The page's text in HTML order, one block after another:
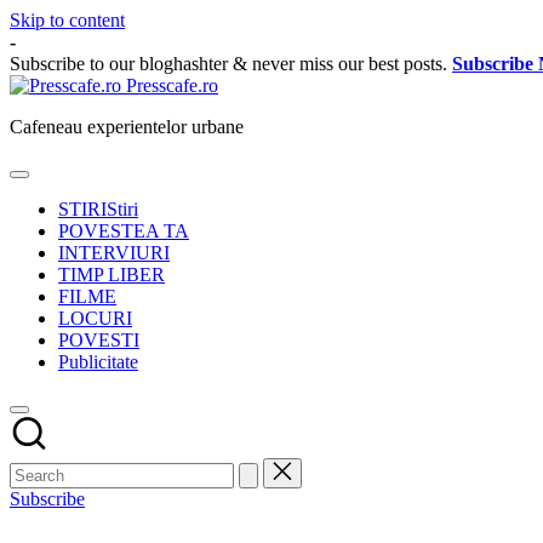
Skip to content
-
Subscribe to our bloghashter & never miss our best posts. Subscribe
Presscafe.ro
Cafeneau experientelor urbane
STIRIStiri
POVESTEA TA
INTERVIURI
TIMP LIBER
FILME
LOCURI
POVESTI
Publicitate
Subscribe